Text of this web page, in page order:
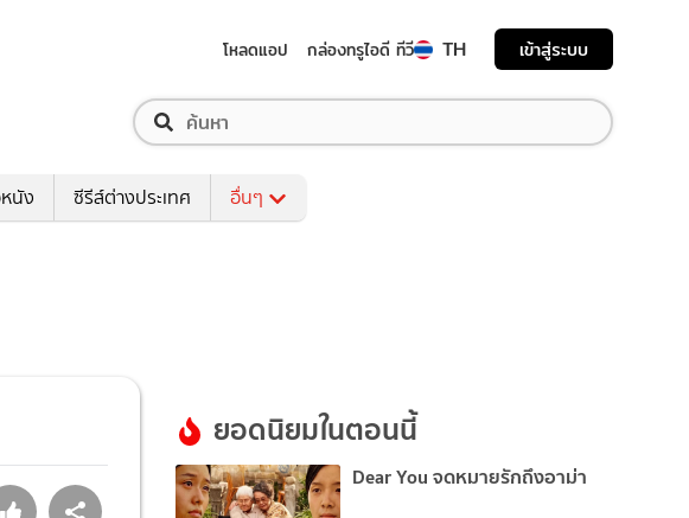
โหลดแอป กล่องทรูไอดี ทีวี TH เข้าสู่ระบบ
นัง ซีรีส์ต่างประเทศ อื่นๆ
ยอดนิยมในตอนนี้
Dear You จดหมายรักถึงอาม่า